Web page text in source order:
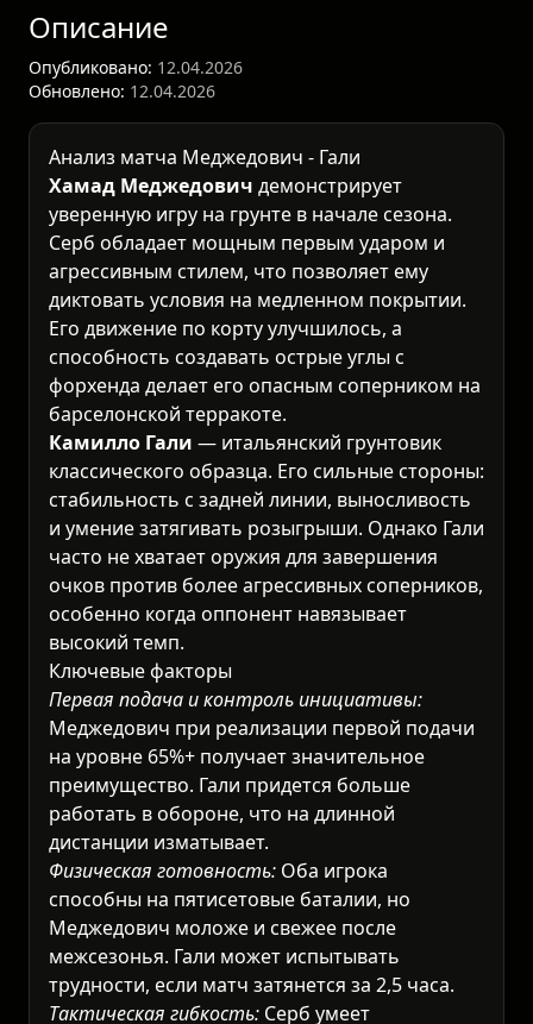
Описание
Опубликовано: 12.04.2026
Обновлено: 12.04.2026
Анализ матча Меджедович - Гали
Хамад Меджедович демонстрирует
уверенную игру на грунте в начале сезона.
Серб обладает мощным первым ударом и
агрессивным стилем, что позволяет ему
диктовать условия на медленном покрытии.
Его движение по корту улучшилось, а
способность создавать острые углы с
форхенда делает его опасным соперником на
барселонской терракоте.
Камилло Гали — итальянский грунтовик
классического образца. Его сильные стороны:
стабильность с задней линии, выносливость
и умение затягивать розыгрыши. Однако Гали
часто не хватает оружия для завершения
очков против более агрессивных соперников,
особенно когда оппонент навязывает
высокий темп.
Ключевые факторы
Первая подача и контроль инициативы:
Меджедович при реализации первой подачи
на уровне 65%+ получает значительное
преимущество. Гали придется больше
работать в обороне, что на длинной
дистанции изматывает.
Физическая готовность: Оба игрока
способны на пятисетовые баталии, но
Меджедович моложе и свежее после
межсезонья. Гали может испытывать
трудности, если матч затянется за 2,5 часа.
Тактическая гибкость: Серб умеет